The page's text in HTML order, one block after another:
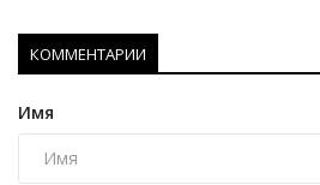
КОММЕНТАРИИ
Имя